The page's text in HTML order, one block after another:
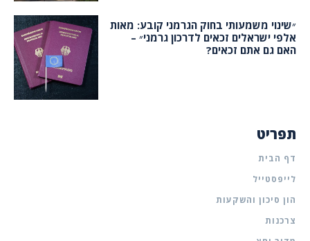
״שינוי משמעותי בחוק הגרמני קובע: מאות
אלפי ישראלים זכאים לדרכון גרמני״ –
האם גם אתם זכאים?
תפריט
דף הבית
לייפסטייל
הון סיכון והשקעות
צרכנות